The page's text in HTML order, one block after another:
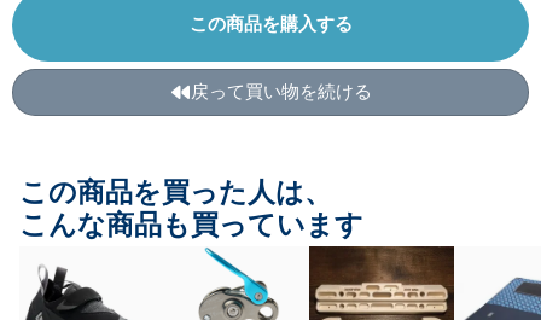
この商品を購入する
戻って買い物を続ける
この商品を買った人は、
こんな商品も買っています